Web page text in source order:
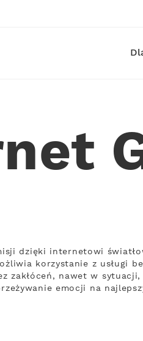
dzięki internetowi
korzystanie z usługi
zakłóceń, nawet w
emocji na